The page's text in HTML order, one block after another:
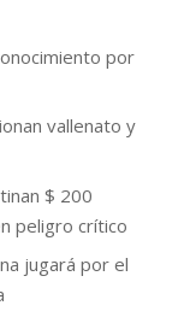
por
vallenato y
$ 200
peligro crítico
jugará por el